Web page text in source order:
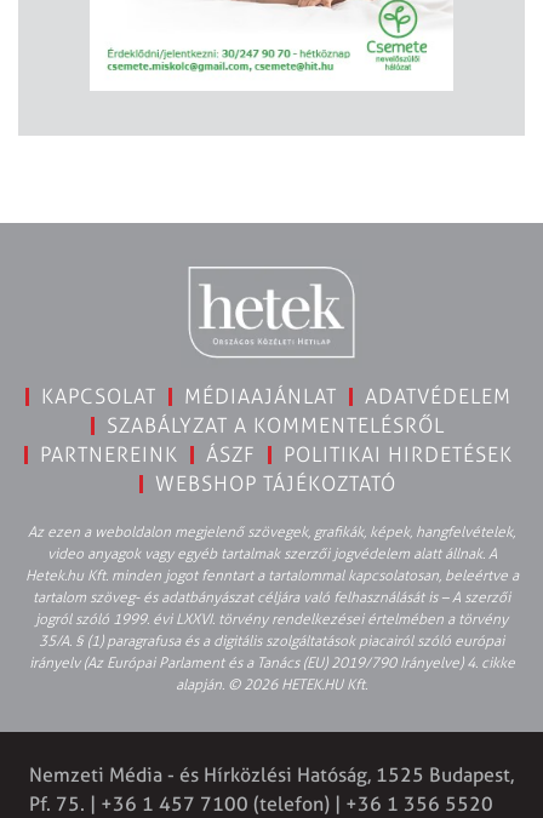
KAPCSOLAT MÉDIAAJÁNLAT
ADATVÉDELEM
SZABÁLYZAT A KOMMENTELÉSRŐL
PARTNEREINK
ÁSZF
POLITIKAI HIRDETÉSEK
WEBSHOP TÁJÉKOZTATÓ
Az ezen a weboldalon megjelenő szövegek, grafikák, képek, hangfelvételek,
video anyagok vagy egyéb tartalmak szerzői jogvédelem alatt állnak. A
Hetek.hu Kft. minden jogot fenntart a tartalommal kapcsolatosan, beleértve a
tartalom szöveg- és adatbányászat céljára való felhasználását is – A szerzői
jogról szóló 1999. évi LXXVI. törvény rendelkezései értelmében a törvény
35/A. § (1) paragrafusa és a digitális szolgáltatások piacairól szóló európai
irányelv (Az Európai Parlament és a Tanács (EU) 2019/790 Irányelve) 4. cikke
alapján. © 2026 HETEK.HU Kft.
Nemzeti Média - és Hírközlési Hatóság, 1525 Budapest,
Pf. 75. | +36 1 457 7100 (telefon) | +36 1 356 5520